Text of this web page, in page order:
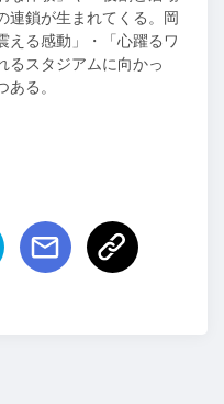
連鎖が生まれてくる。岡
える感動」・「心躍るワ
るスタジアムに向かっ
る。